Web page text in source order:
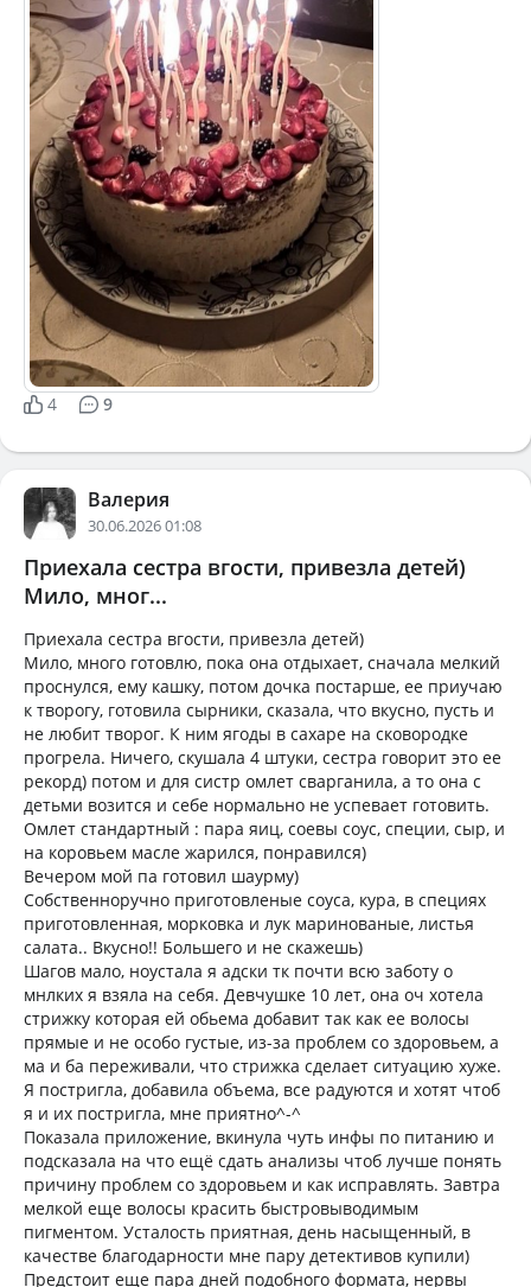
4 9
Валерия
30.06.2026 01:08
Приехала сестра вгости, привезла детей)
Мило, мног...
Приехала сестра вгости, привезла детей)
Мило, много готовлю, пока она отдыхает, сначала мелкий
проснулся, ему кашку, потом дочка постарше, ее приучаю
к творогу, готовила сырники, сказала, что вкусно, пусть и
не любит творог. К ним ягоды в сахаре на сковородке
прогрела. Ничего, скушала 4 штуки, сестра говорит это ее
рекорд) потом и для систр омлет сварганила, а то она с
детьми возится и себе нормально не успевает готовить.
Омлет стандартный : пара яиц, соевы соус, специи, сыр, и
на коровьем масле жарился, понравился)
Вечером мой па готовил шаурму)
Собственноручно приготовленые соуса, кура, в специях
приготовленная, морковка и лук маринованые, листья
салата.. Вкусно!! Большего и не скажешь)
Шагов мало, ноустала я адски тк почти всю заботу о
мнлких я взяла на себя. Девчушке 10 лет, она оч хотела
стрижку которая ей обьема добавит так как ее волосы
прямые и не особо густые, из-за проблем со здоровьем, а
ма и ба переживали, что стрижка сделает ситуацию хуже.
Я постригла, добавила объема, все радуются и хотят чтоб
я и их постригла, мне приятно^-^
Показала приложение, вкинула чуть инфы по питанию и
подсказала на что ещё сдать анализы чтоб лучше понять
причину проблем со здоровьем и как исправлять. Завтра
мелкой еще волосы красить быстровыводимым
пигментом. Усталость приятная, день насыщенный, в
качестве благодарности мне пару детективов купили)
Предстоит еще пара дней подобного формата, нервы